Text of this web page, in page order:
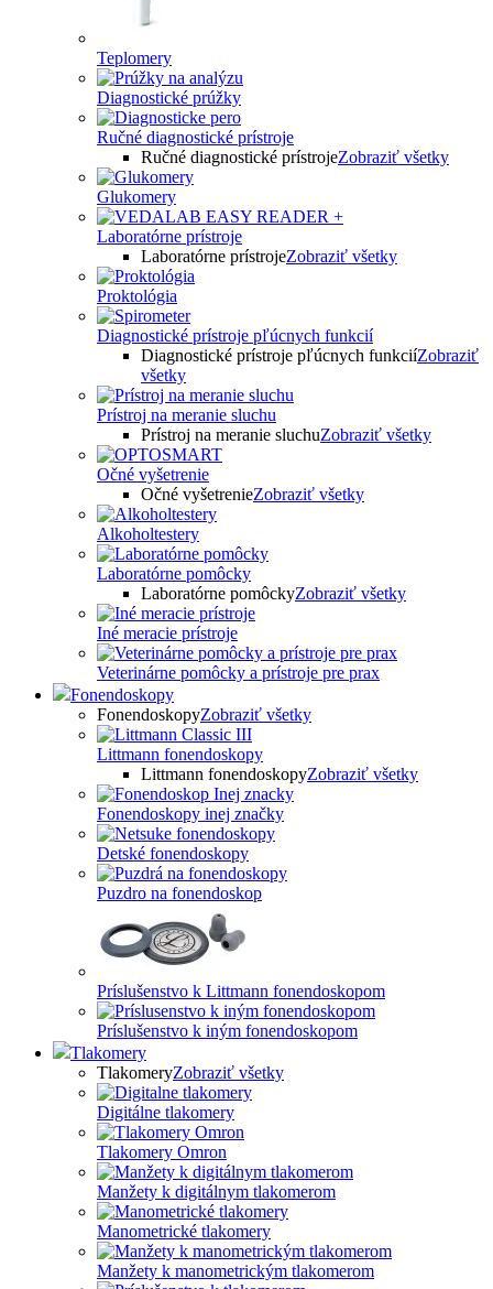
Teplomery
Diagnostické prúžky
Ručné diagnostické prístroje
Ručné diagnostické prístrojeZobraziť všetky
Glukomery
Laboratórne prístroje
Laboratórne prístrojeZobraziť všetky
Proktológia
Diagnostické prístroje pľúcnych funkcií
Diagnostické prístroje pľúcnych funkciíZobraziť
všetky
Prístroj na meranie sluchu
Prístroj na meranie sluchuZobraziť všetky
Očné vyšetrenie
Očné vyšetrenieZobraziť všetky
Alkoholtestery
Laboratórne pomôcky
Laboratórne pomôckyZobraziť všetky
Iné meracie prístroje
Veterinárne pomôcky a prístroje pre prax
Fonendoskopy
FonendoskopyZobraziť všetky
Littmann fonendoskopy
Littmann fonendoskopyZobraziť všetky
Fonendoskopy inej značky
Detské fonendoskopy
Puzdro na fonendoskop
Príslušenstvo k Littmann fonendoskopom
Príslušenstvo k iným fonendoskopom
Tlakomery
TlakomeryZobraziť všetky
Digitálne tlakomery
Tlakomery Omron
Manžety k digitálnym tlakomerom
Manometrické tlakomery
Manžety k manometrickým tlakomerom